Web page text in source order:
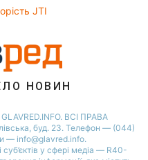
JTI
НОВИН
ВСІ ПРАВА
буд. 23. Телефон — (044)
— info@glavred.info.
у сфері медіа — R40-